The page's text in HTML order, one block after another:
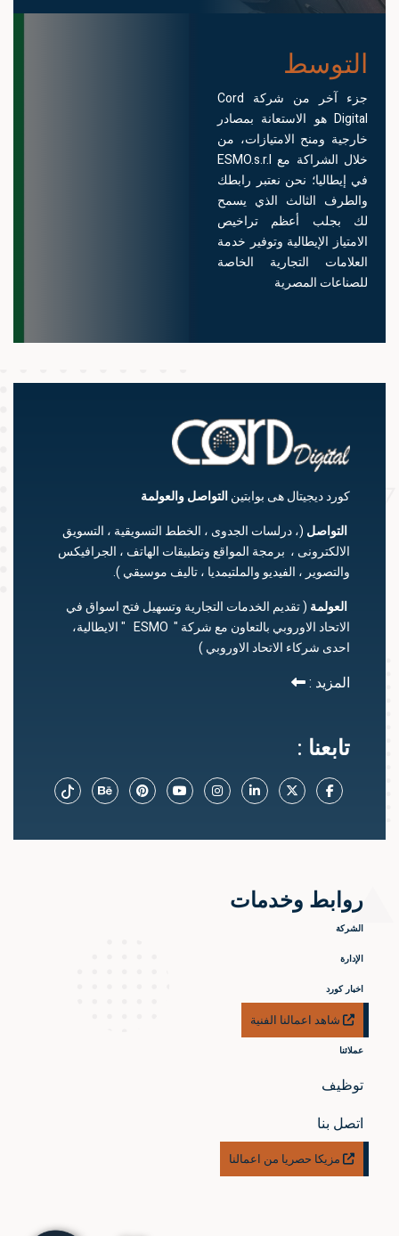
التوسط
جزء آخر من شركة Cord
Digital هو الاستعانة بمصادر
خارجية ومنح الامتيازات، من
خلال الشراكة مع ESMO.s.r.l
في إيطاليا؛ نحن نعتبر رابطك
والطرف الثالث الذي يسمح
لك بجلب أعظم تراخيص
الامتياز الإيطالية وتوفير خدمة
العلامات التجارية الخاصة
للصناعات المصرية
كورد ديجيتال هى بوابتينالتواصلوالعولمة
التواصل (، درلسات الجدوى ، الخطط التسويقية ، التسويق
الالكترونى ، برمجة المواقع وتطبيقات الهاتف ، الجرافيكس
والتصوير ، الفيديو والملتيمديا ، تاليف موسيقي ).
العولمة ( تقديم الخدمات التجارية وتسهيل فتح اسواق في
الاتحاد الاوروبي بالتعاون مع شركة " ESMO " الايطالية،
احدى شركاء الاتحاد الاوروبي )
المزيد :
تابعنا :
روابط وخدمات
الشركة
الإدارة
اخبار كورد
شاهد اعمالنا الفنية
عملائنا
توظيف
اتصل بنا
مزيكا حصريا من اعمالنا